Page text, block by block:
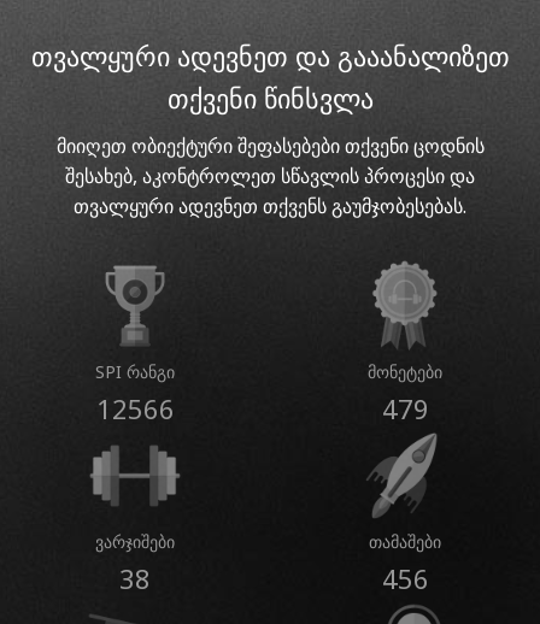
თვალყური ადევნეთ და გააანალიზეთ
თქვენი წინსვლა
მიიღეთ ობიექტური შეფასებები თქვენი ცოდნის
შესახებ, აკონტროლეთ სწავლის პროცესი და
თვალყური ადევნეთ თქვენს გაუმჯობესებას.
SPI რანგი
12566
მონეტები
479
ვარჯიშები
38
თამაშები
456